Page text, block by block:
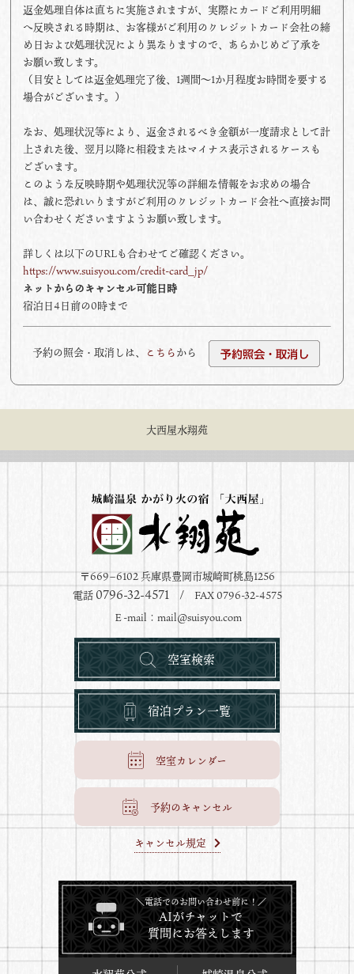
返金処理自体は直ちに実施されますが、実際にカードご利用明細
へ反映される時期は、お客様がご利用のクレジットカード会社の締
め日および処理状況により異なりますので、あらかじめご了承を
お願い致します。
（目安としては返金処理完了後、1週間～1か月程度お時間を要する
場合がございます。）
なお、処理状況等により、返金されるべき金額が一度請求として計
上された後、翌月以降に相殺またはマイナス表示されるケースも
ございます。
このような反映時期や処理状況等の詳細な情報をお求めの場合
は、誠に恐れいりますがご利用のクレジットカード会社へ直接お問
い合わせくださいますようお願い致します。
詳しくは以下のURLも合わせてご確認ください。
https://www.suisyou.com/credit-card_jp/
ネットからのキャンセル可能日時
宿泊日4日前の0時まで
予約の照会・取消しは、 こちらから
大西屋水翔苑
〒669−6102 兵庫県豊岡市城崎町桃島1256
電話0796-32-4571/ FAX 0796-32-4575
Ｅ-mail： mail@suisyou.com
空室検索
宿泊プラン一覧
空室カレンダー
予約のキャンセル
キャンセル規定
＼電話でのお問い合わせ前に！／
AIがチャットで
質問にお答えします